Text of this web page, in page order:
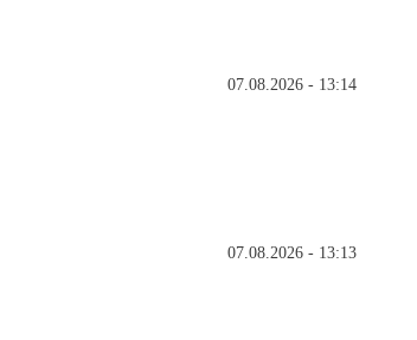
07.08.2026 - 13:14
07.08.2026 - 13:13